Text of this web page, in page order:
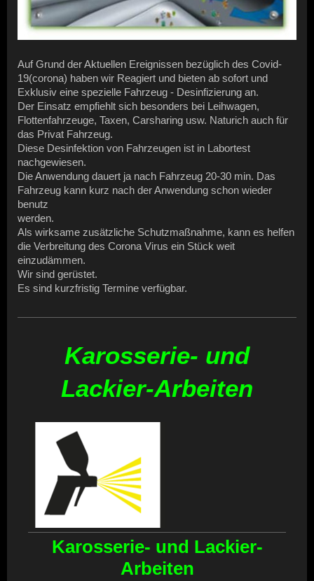
Auf Grund der Aktuellen Ereignissen bezüglich des Covid-
19(corona) haben wir Reagiert und bieten ab sofort und
Exklusiv eine spezielle Fahrzeug - Desinfizierung an.
Der Einsatz empfiehlt sich besonders bei Leihwagen,
Flottenfahrzeuge, Taxen, Carsharing usw. Naturich auch für
das Privat Fahrzeug.
Diese Desinfektion von Fahrzeugen ist in Labortest
nachgewiesen.
Die Anwendung dauert ja nach Fahrzeug 20-30 min. Das
Fahrzeug kann kurz nach der Anwendung schon wieder
benutz
werden.
Als wirksame zusätzliche Schutzmaßnahme, kann es helfen
die Verbreitung des Corona Virus ein Stück weit
einzudämmen.
Wir sind gerüstet.
Es sind kurzfristig Termine verfügbar.
Karosserie- und
Lackier-Arbeiten
Karosserie- und Lackier-
Arbeiten